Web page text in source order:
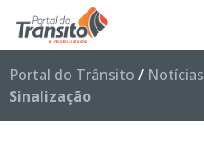
Portal do Trânsito / Notícias
Sinalização